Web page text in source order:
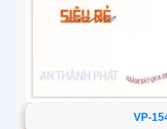
VP-